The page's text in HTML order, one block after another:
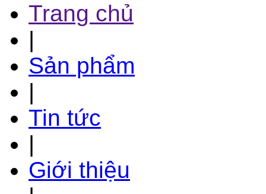
Trang chủ
|
Sản phẩm
|
Tin tức
|
Giới thiệu